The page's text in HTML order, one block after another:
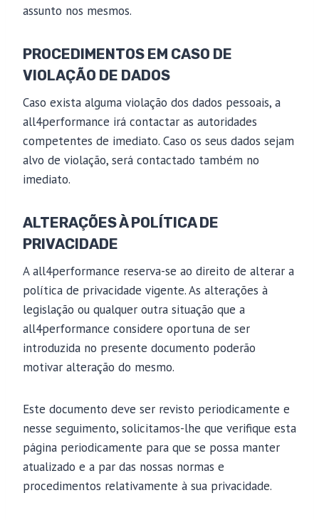
assunto nos mesmos.
PROCEDIMENTOS EM CASO DE
VIOLAÇÃO DE DADOS
Caso exista alguma violação dos dados pessoais, a
all4performance irá contactar as autoridades
competentes de imediato. Caso os seus dados sejam
alvo de violação, será contactado também no
imediato.
ALTERAÇÕES À POLÍTICA DE
PRIVACIDADE
A all4performance reserva-se ao direito de alterar a
política de privacidade vigente. As alterações à
legislação ou qualquer outra situação que a
all4performance considere oportuna de ser
introduzida no presente documento poderão
motivar alteração do mesmo.
Este documento deve ser revisto periodicamente e
nesse seguimento, solicitamos-lhe que verifique esta
página periodicamente para que se possa manter
atualizado e a par das nossas normas e
procedimentos relativamente à sua privacidade.